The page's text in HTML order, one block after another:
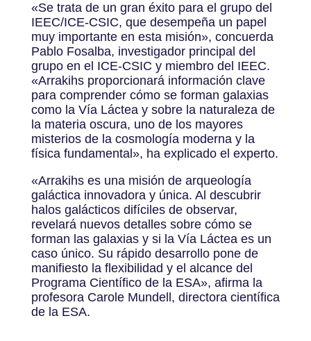
«Se trata de un gran éxito para el grupo del
IEEC/ICE-CSIC, que desempeña un papel
muy importante en esta misión», concuerda
Pablo Fosalba, investigador principal del
grupo en el ICE-CSIC y miembro del IEEC.
«Arrakihs proporcionará información clave
para comprender cómo se forman galaxias
como la Vía Láctea y sobre la naturaleza de
la materia oscura, uno de los mayores
misterios de la cosmología moderna y la
física fundamental », ha explicado el experto.
«Arrakihs es una misión de arqueología
galáctica innovadora y única. Al descubrir
halos galácticos difíciles de observar,
revelará nuevos detalles sobre cómo se
forman las galaxias y si la Vía Láctea es un
caso único. Su rápido desarrollo pone de
manifiesto la flexibilidad y el alcance del
Programa Científico de la ESA», afirma la
profesora Carole Mundell, directora científica
de la ESA.